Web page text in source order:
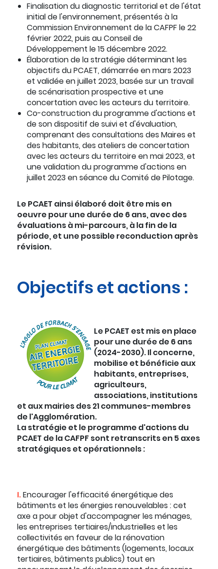
Finalisation du diagnostic territorial et de l'état
initial de l'environnement, présentés à la
Commission Environnement de la CAFPF le 22
février 2022, puis au Conseil de
Développement le 15 décembre 2022.
Élaboration de la stratégie déterminant les
objectifs du PCAET, démarrée en mars 2023
et validée en juillet 2023, basée sur un travail
de scénarisation prospective et une
concertation avec les acteurs du territoire.
Co-construction du programme d'actions et
de son dispositif de suivi et d'évaluation,
comprenant des consultations des Maires et
des habitants, des ateliers de concertation
avec les acteurs du territoire en mai 2023, et
une validation du programme d'actions en
juillet 2023 en séance du Comité de Pilotage.
Le PCAET ainsi élaboré doit être mis en
oeuvre pour une durée de 6 ans, avec des
évaluations à mi-parcours, à la fin de la
période, et une possible reconduction après
révision.
Objectifs et actions :
Le PCAET est mis en place
pour une durée de 6 ans
(2024-2030). Il concerne,
mobilise et bénéficie aux
habitants, entreprises,
agriculteurs,
associations, institutions
et aux mairies des 21 communes-membres
de l'Agglomération.
La stratégie et le programme d'actions du
PCAET de la CAFPF sont retranscrits en 5 axes
stratégiques et opérationnels :
I.Encourager l'efficacité énergétique des
bâtiments et les énergies renouvelables : cet
axe a pour objet d'accompagner les ménages,
les entreprises tertiaires/industrielles et les
collectivités en faveur de la rénovation
énergétique des bâtiments (logements, locaux
tertiaires, bâtiments publics) tout en